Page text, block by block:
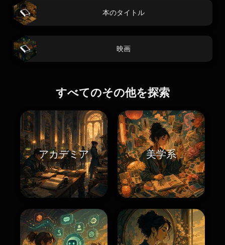
本のタイトル
映画
すべてのその他を探索
アカデミア 美学系